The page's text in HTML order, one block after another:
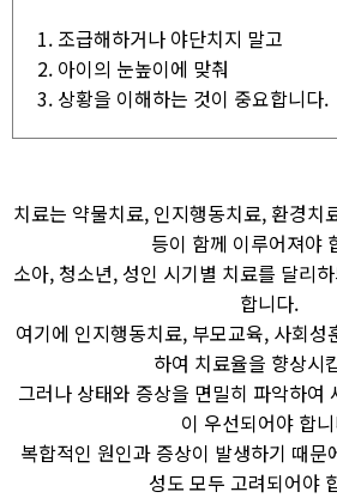
1. 조급해하거나 야단치지 말고
2. 아이의 눈높이에 맞춰
3. 상황을 이해하는 것이 중요합니다​.
치료는 약물치료, 인지행동치료, 환경치
등이 함께 이루어져야
소아, 청소년, 성인 시기별 치료를 달리
합니다.
여기에 인지행동치료, 부모교육, 사회성
하여 치료율을 향상시
그러나 상태와 증상을 면밀히 파악하여
이 우선되어야 합
복합적인 원인과 증상이 발생하기 때문
성도 모두 고려되어야